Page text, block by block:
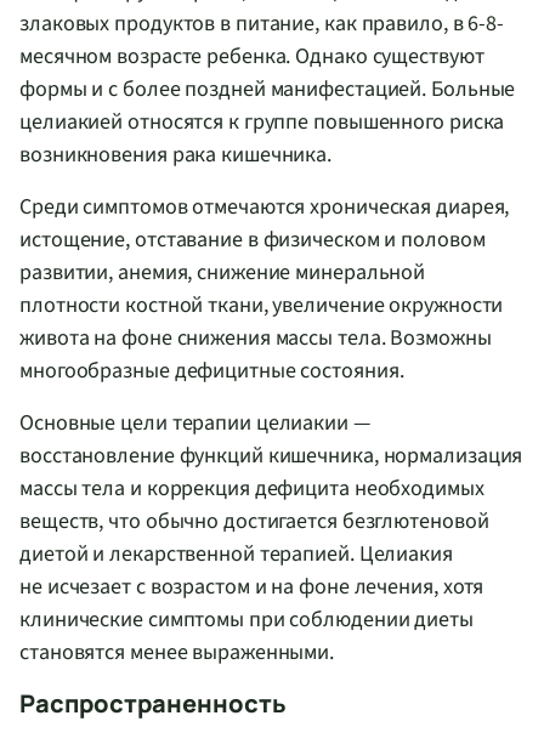
злаковых продуктов в питание, как правило, в 6-8-
месячном возрасте ребенка. Однако существуют
формы и с более поздней манифестацией. Больные
целиакией относятся к группе повышенного риска
возникновения рака кишечника.
Среди симптомов отмечаются хроническая диарея,
истощение, отставание в физическом и половом
развитии, анемия, снижение минеральной
плотности костной ткани, увеличение окружности
живота на фоне снижения массы тела. Возможны
многообразные дефицитные состояния.
Основные цели терапии целиакии —
восстановление функций кишечника, нормализация
массы тела и коррекция дефицита необходимых
веществ, что обычно достигается безглютеновой
диетой и лекарственной терапией. Целиакия
не исчезает с возрастом и на фоне лечения, хотя
клинические симптомы при соблюдении диеты
становятся менее выраженными.
Распространенность